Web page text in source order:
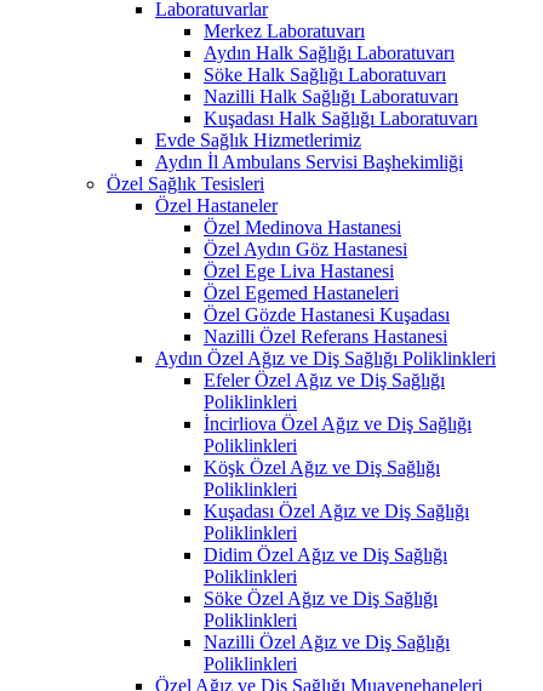
Laboratuvarlar
Merkez Laboratuvarı
Aydın Halk Sağlığı Laboratuvarı
Söke Halk Sağlığı Laboratuvarı
Nazilli Halk Sağlığı Laboratuvarı
Kuşadası Halk Sağlığı Laboratuvarı
Evde Sağlık Hizmetlerimiz
Aydın İl Ambulans Servisi Başhekimliği
Özel Sağlık Tesisleri
Özel Hastaneler
Özel Medinova Hastanesi
Özel Aydın Göz Hastanesi
Özel Ege Liva Hastanesi
Özel Egemed Hastaneleri
Özel Gözde Hastanesi Kuşadası
Nazilli Özel Referans Hastanesi
Aydın Özel Ağız ve Diş Sağlığı Poliklinkleri
Efeler Özel Ağız ve Diş Sağlığı
Poliklinkleri
İncirliova Özel Ağız ve Diş Sağlığı
Poliklinkleri
Köşk Özel Ağız ve Diş Sağlığı
Poliklinkleri
Kuşadası Özel Ağız ve Diş Sağlığı
Poliklinkleri
Didim Özel Ağız ve Diş Sağlığı
Poliklinkleri
Söke Özel Ağız ve Diş Sağlığı
Poliklinkleri
Nazilli Özel Ağız ve Diş Sağlığı
Poliklinkleri
Özel Ağız ve Diş Sağlığı Muayenehaneleri